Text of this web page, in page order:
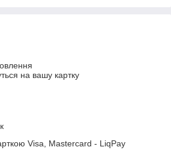
на вашу картку
Visa, Mastercard - LiqPay